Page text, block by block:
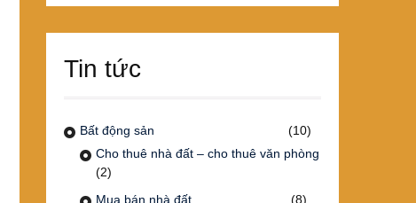
Tin tức
Bất động sản
(10)
Cho thuê nhà đất – cho thuê văn phòng
(2)
Mua bán nhà đất
(8)